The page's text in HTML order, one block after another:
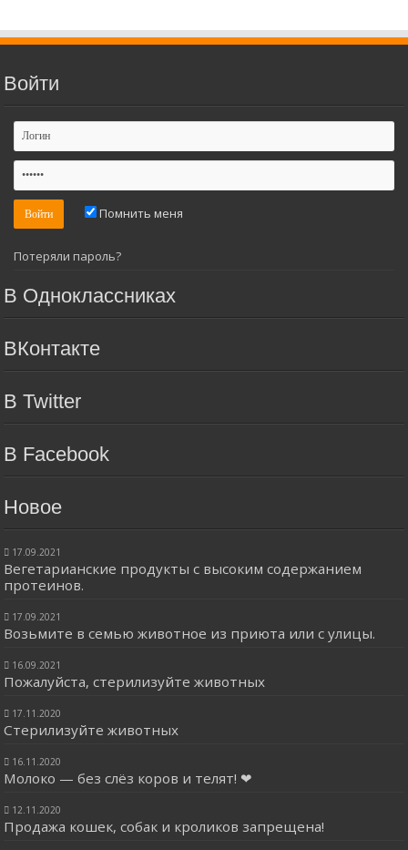
Войти
Помнить меня
Потеряли пароль?
В Одноклассниках
ВКонтакте
В Twitter
В Facebook
Новое
17.09.2021
Вегетарианские продукты с высоким содержанием
протеинов.
17.09.2021
Возьмите в семью животное из приюта или с улицы.
16.09.2021
Пожалуйста, стерилизуйте животных
17.11.2020
Стерилизуйте животных
16.11.2020
Молоко — без слёз коров и телят! ❤
12.11.2020
Продажа кошек, собак и кроликов запрещена!